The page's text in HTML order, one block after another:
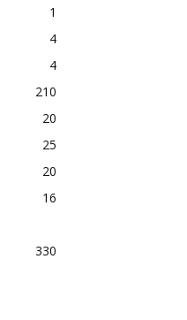
1
4
4
210
20
25
20
16
330